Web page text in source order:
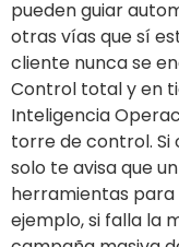
pueden guiar
otras vías que sí
cliente nunca se
Control total y en
Inteligencia
torre de control. Si
solo te avisa que
herramientas para
ejemplo, si falla la